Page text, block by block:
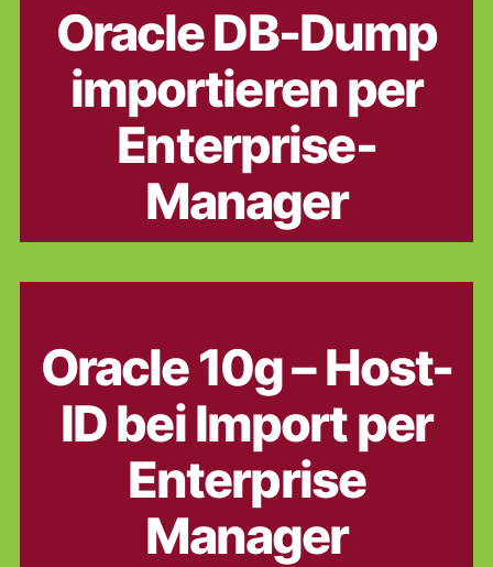
Oracle DB-Dump
importieren per
Enterprise-
Manager
Oracle 10g – Host-
ID bei Import per
Enterprise
Manager